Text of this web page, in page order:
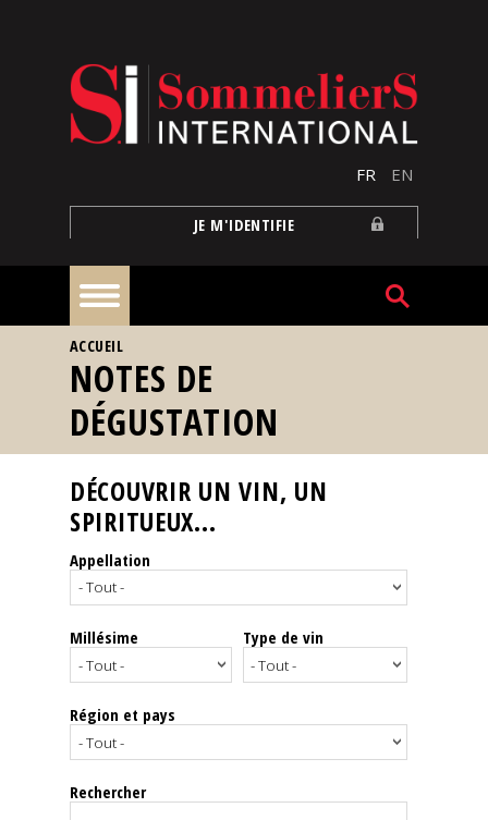
FR EN
JE M'IDENTIFIE
À
la
une
Reportages
Nos
Spiritueux
Notes
dégustation
VOUS ÊTES ICI
ACCUEIL
NOTES DE
DÉGUSTATION
DÉCOUVRIR UN VIN, UN
SPIRITUEUX...
Appellation
Millésime Type de vin
Région et pays
Rechercher